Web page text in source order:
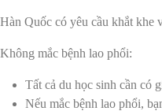
Hàn Quốc có yêu cầu khắt khe
Không mắc bệnh lao phổi:
Tất cả du học sinh cần có
Nếu mắc bệnh lao phổi,